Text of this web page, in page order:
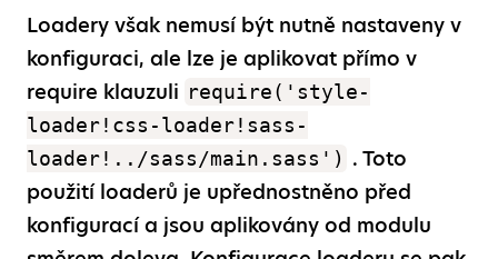
Loadery však nemusí být nutně nastaveny v
konfiguraci, ale lze je aplikovat přímo v
require klauzuli require('style-
loader!css-loader!sass-
loader!../sass/main.sass') . Toto
použití loaderů je upřednostněno před
konfigurací a jsou aplikovány od modulu